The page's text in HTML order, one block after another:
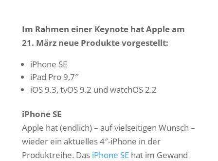
Im Rahmen einer Keynote hat Apple am
21. März neue Produkte vorgestellt:
iPhone SE
iPad Pro 9,7″
iOS 9.3, tvOS 9.2 und watchOS 2.2
iPhone SE
Apple hat (endlich) – auf vielseitigen Wunsch –
wieder ein aktuelles 4″-iPhone in der
Produktreihe. Das iPhone SEhat im Gewand